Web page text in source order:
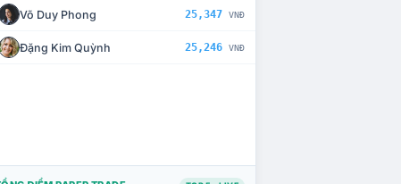
Võ Duy Phong 25,347 VNĐ
Đặng Kim Quỳnh 25,246 VNĐ